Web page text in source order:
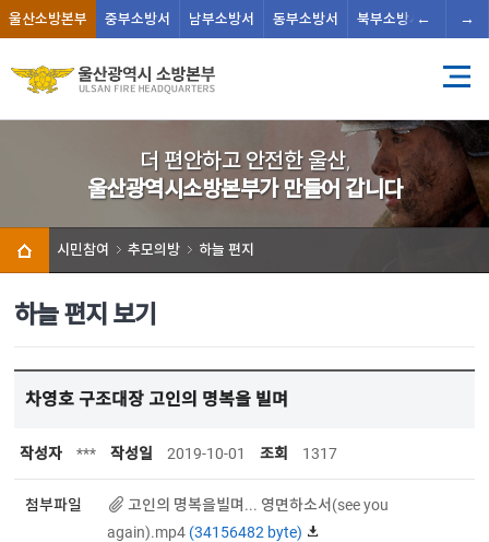
←
울산소방본부 중부소방서 남부소방서 동부소방서 북부소방서 남울주
→
더 편안하고 안전한 울산,
울산광역시소방본부가 만들어 갑니다
시민참여 추모의방 하늘 편지
하늘 편지 보기
차영호 구조대장 고인의 명복을 빌며
작성자 *** 작성일 2019-10-01 조회 1317
첨부파일
고인의 명복을빌며... 영면하소서(see you
again).mp4 (34156482 byte)